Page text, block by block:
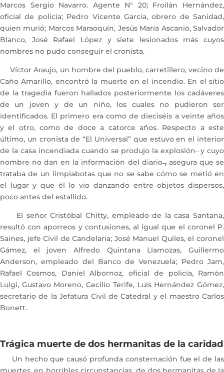
Marcos Sergio Navarro. Agente N° 20; Froilán Hernández,
oficial de policía; Pedro Vicente García, obrero de Sanidad,
quien murió; Marcos Maraoquín, Jesús María Ascanio, Salvador
Blanco, José Rafael López y siete lesionados más cuyos
nombres no pudo conseguir el cronista.
Víctor Araujo, un hombre del pueblo, carretillero, vecino de
Caño Amarillo, encontró la muerte en el incendio. En el sitio
de la tragedia fueron hallados posteriormente los cadáveres
de un joven y de un niño, los cuales no pudieron ser
identificados. El primero era como de dieciséis a veinte años
y el otro, como de doce a catorce años. Respecto a este
último, un cronista de “El Universal” que estuvo en el interior
de la casa incendiada cuando se produjo la explosión ̶ y cuyo
nombre no dan en la información del diario ̶, asegura que se
trataba de un limpiabotas que no se sabe cómo se metió en
el lugar y que él lo vio danzando entre objetos dispersos,
poco antes del estallido.
El señor Cristóbal Chitty, empleado de la casa Santana,
resultó con aporreos y contusiones, al igual que el coronel P.
Saines, jefe Civil de Candelaria; José Manuel Quiles, el coronel
Gámez, el joven Alfredo Quintana Llamozas, Guillermo
Anderson, empleado del Banco de Venezuela; Pedro Jam,
Rafael Cosmos, Daniel Albornoz, oficial de policía, Ramón
Luigi, Gustavo Moreno, Cecilio Terife, Luis Hernández Gómez,
secretario de la Jefatura Civil de Catedral y el maestro Carlos
Bonett.
Trágica muerte de dos hermanitas de la caridad
Un hecho que causó profunda consternación fue el de las